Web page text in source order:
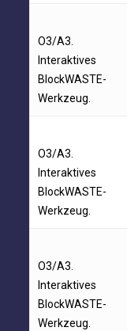
O3/A3.
Interaktives
BlockWASTE-
Werkzeug.
O3/A3.
Interaktives
BlockWASTE-
Werkzeug.
O3/A3.
Interaktives
BlockWASTE-
Werkzeug.